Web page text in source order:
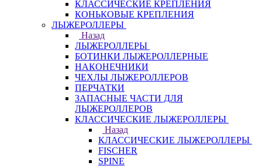
КЛАССИЧЕСКИЕ КРЕПЛЕНИЯ
КОНЬКОВЫЕ КРЕПЛЕНИЯ
ЛЫЖЕРОЛЛЕРЫ
Назад
ЛЫЖЕРОЛЛЕРЫ
БОТИНКИ ЛЫЖЕРОЛЛЕРНЫЕ
НАКОНЕЧНИКИ
ЧЕХЛЫ ЛЫЖЕРОЛЛЕРОВ
ПЕРЧАТКИ
ЗАПАСНЫЕ ЧАСТИ ДЛЯ
ЛЫЖЕРОЛЛЕРОВ
КЛАССИЧЕСКИЕ ЛЫЖЕРОЛЛЕРЫ
Назад
КЛАССИЧЕСКИЕ ЛЫЖЕРОЛЛЕРЫ
FISCHER
SPINE